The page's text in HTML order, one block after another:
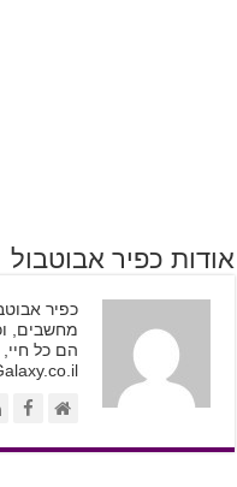
אודות כפיר אבוטבול
מחשבים,
הם כל